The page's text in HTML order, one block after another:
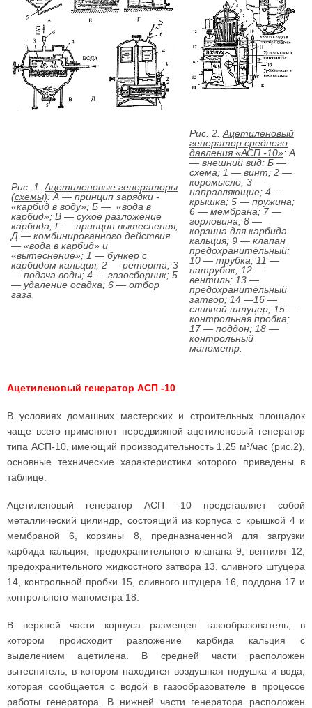
Рис. 1. Ацетиленовые генераторы
(схемы): А — принцип зарядки -
«карбид в воду»; Б — «вода в
карбид»; В — сухое разложение
карбида; Г — принцип вытеснения;
Д — комбинированного действия
— «вода в карбид» и
«вытеснение»; 1 — бункер с
карбидом кальция; 2 — реторта; 3
— подача воды; 4 — газосборник; 5
— удаление осадка; 6 — отбор
газа.
Рис. 2. Ацетиленовый
генератор среднего
давления «АСП -10»: А
— внешний вид; Б —
схема; 1 — винт; 2 —
коромысло; 3 —
направляющие; 4 —
крышка; 5 — пружина;
6 — мембрана; 7 —
горловина; 8 —
корзина для карбида
кальция; 9 — клапан
предохранительный;
10 — трубка; 11 —
патрубок; 12 —
вентиль; 13 —
предохранительный
затвор; 14 —16 —
сливной штуцер; 15 —
контрольная пробка;
17 — поддон; 18 —
контрольный
манометр.
Ацетиленовый генератор АСП -10
В условиях домашних мастерских и строительных площадок
чаще всего применяют передвижной ацетиленовый генератор
типа АСП-10, имеющий производительность 1,25 м³/час (рис.2),
основные технические характеристики которого приведены в
таблице.
Ацетиленовый генератор АСП -10 представляет собой
металлический цилиндр, состоящий из корпуса с крышкой 4 и
мембраной 6, корзины 8, предназначенной для загрузки
карбида кальция, предохранительного клапана 9, вентиля 12,
предохранительного жидкостного затвора 13, сливного штуцера
14, контрольной пробки 15, сливного штуцера 16, поддона 17 и
контрольного манометра 18.
В верхней части корпуса размещен газообразователь, в
котором происходит разложение карбида кальция с
выделением ацетилена. В средней части расположен
вытеснитель, в котором находится воздушная подушка и вода,
которая сообщается с водой в газообразователе в процессе
работы генератора. В нижней части генератора расположен